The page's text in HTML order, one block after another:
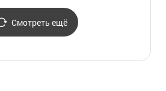
Смотреть ещё